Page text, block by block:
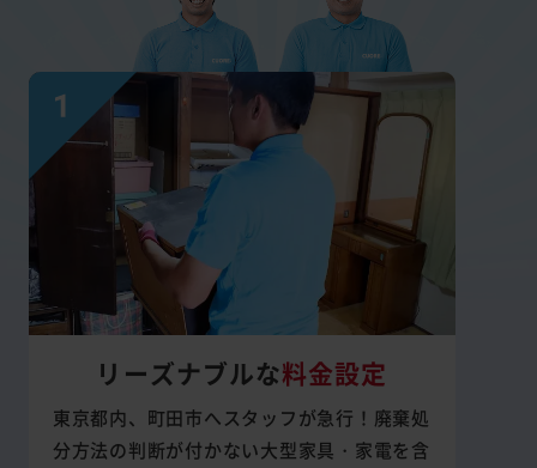
リーズナブルな料金設定
東京都内、町田市へスタッフが急行！廃棄処
分方法の判断が付かない大型家具・家電を含